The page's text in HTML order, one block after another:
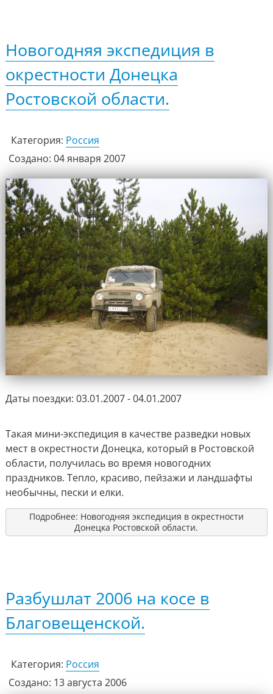
Новогодняя экспедиция в
окрестности Донецка
Ростовской области.
Категория: Россия
Создано: 04 января 2007
Даты поездки: 03.01.2007 - 04.01.2007
Такая мини-экспедиция в качестве разведки новых
мест в окрестности Донецка, который в Ростовской
области, получилась во время новогодних
праздников. Тепло, красиво, пейзажи и ландшафты
необычны, пески и елки.
Подробнее: Новогодняя экспедиция в окрестности
Донецка Ростовской области.
Разбушлат 2006 на косе в
Благовещенской.
Категория: Россия
Создано: 13 августа 2006